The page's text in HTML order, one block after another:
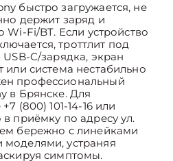
быстро загружается, не
держит заряд и
Wi-Fi/BT. Если устройство
троттлит под
USB-C/зарядка, экран
или система нестабильно
профессиональный
в Брянске. Для
(800) 101-14-16 или
в приёмку по адресу ул.
бережно с линейками
устраняя
симптомы.